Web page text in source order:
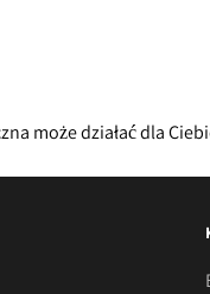
może działać dla